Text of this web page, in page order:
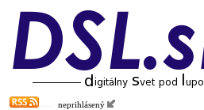
neprihlásený